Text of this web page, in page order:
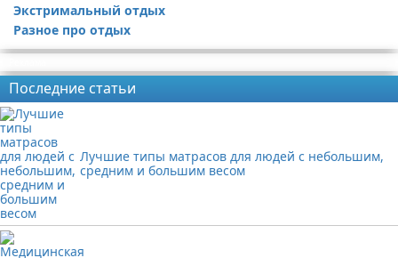
Экстримальный отдых
Разное про отдых
Последние статьи
Лучшие типы матрасов для людей с небольшим,
средним и большим весом